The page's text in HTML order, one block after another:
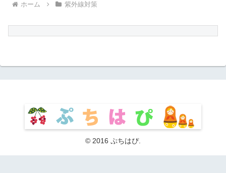
ホーム 紫外線対策
© 2016 ぷちはぴ.